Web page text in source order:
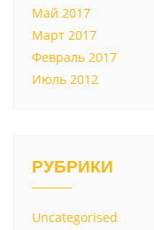
Май 2017
Март 2017
Февраль 2017
Июль 2012
РУБРИКИ
Uncategorised